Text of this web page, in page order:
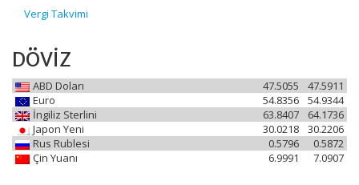
Vergi Takvimi
DÖVİZ
ABD Doları 47.5911
47.5055
Euro
54.9344
54.8356
İngiliz Sterlini
64.1736
63.8407
Japon Yeni
30.2206
30.0218
Rus Rublesi
0.5872
0.5796
Çin Yuanı
7.0907
6.9991